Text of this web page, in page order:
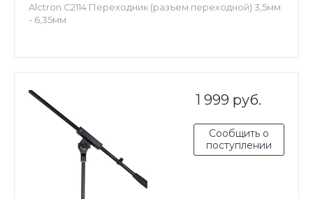
Alctron C2114 Переходник (разъем переходной) 3,5мм
- 6,35мм
1 999 руб.
Сообщить о
поступлении